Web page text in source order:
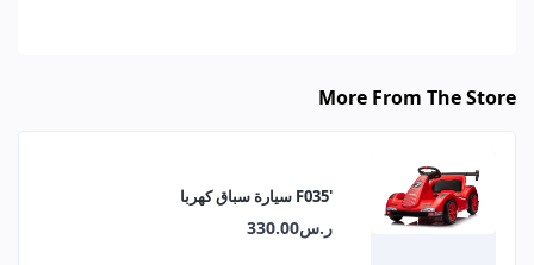
More From The Store
'F035 سيارة سباق كهربا
ر.س330.00